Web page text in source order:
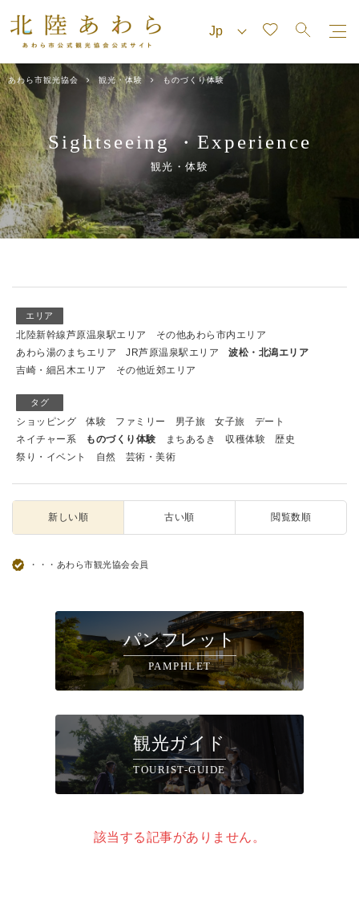
あわら市観光協会 観光・体験 ものづくり体験
Sightseeing・ Experience
観光・体験
エリア
北陸新幹線芦原温泉駅エリア
その他あわら市内エリア
あわら湯のまちエリア
JR芦原温泉駅エリア
波松・北潟エリア
吉崎・細呂木エリア
その他近郊エリア
タグ
ショッピング 体験 ファミリー 男子旅 女子旅
デート
ネイチャー系
ものづくり体験 まちあるき 収穫体験
歴史
祭り・イベント
自然 芸術・美術
新しい順 古い順 閲覧数順
・・・あわら市観光協会会員
パンフレット
PAMPHLET
観光ガイド
TOURIST-GUIDE
該当する記事がありません。